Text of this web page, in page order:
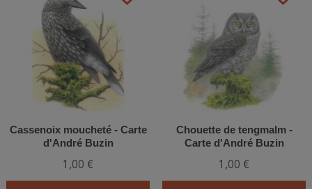
Cassenoix moucheté - Carte
d'André Buzin
1,00 €
Chouette de tengmalm -
Carte d'André Buzin
1,00 €